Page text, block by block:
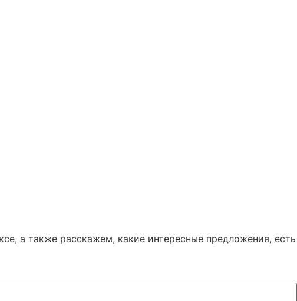
а также расскажем, какие интересные предложения, есть